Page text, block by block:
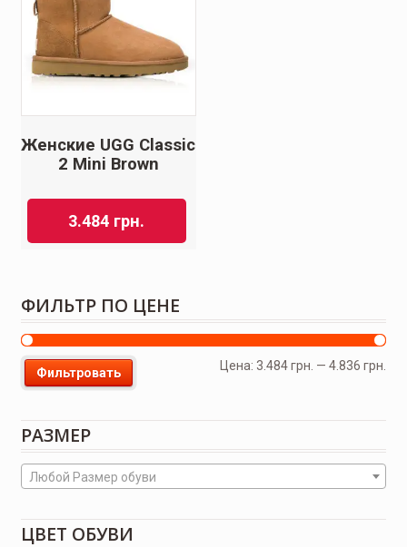
Женские UGG Classic
2 Mini Brown
3.484 грн.
ФИЛЬТР ПО ЦЕНЕ
Фильтровать
Цена:3.484 грн. —4.836 грн.
РАЗМЕР
Любой Размер обуви
ЦВЕТ ОБУВИ